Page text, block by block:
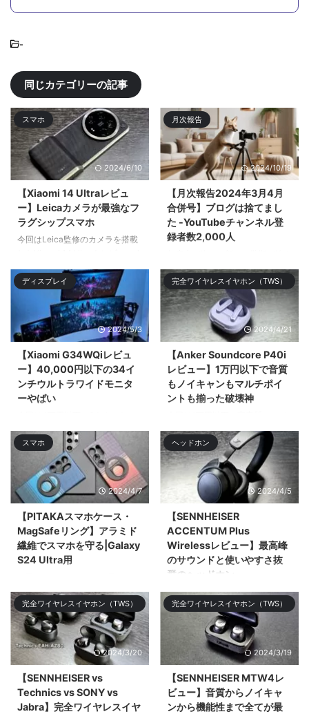
-
同じカテゴリーの記事
スマホ
2024/6/10
【Xiaomi 14 Ultraレビュ
ー】Leicaカメラが最強なフ
ラグシップスマホ
今回はLeica監修のカメラを搭載
る。Xiaomiのガチのフラ| ...
月次報告
2024/10/19
【月次報告2024年3月4月
合併号】ブログは捨てまし
た -YouTubeチャンネル登
録者数2,000人
り新入生や新クラス、新入社員な
ど新 ...
ディスプレイ
2024/5/3
【Xiaomi G34WQiレビュ
ー】40,000円以下の34イ
ンチウルトラワイドモニタ
ーやばい
UWQHD（3,440 × 1,440）のウ
ルトラワイドモニター「Xiaomi
G34WQi」 ...
完全ワイヤレスイヤホン（TWS）
2024/4/21
【Anker Soundcore P40i
レビュー】1万円以下で音質
もノイキャンもマルチポイ
ントも揃った破壊神
キャン優秀、マルチポイントにも
ワイӣ ...
スマホ
2024/4/7
【PITAKAスマホケース・
MagSafeリング】アラミド
繊維でスマホを守る|Galaxy
S24 Ultra用
PITAKAのアラミド繊維のケース
やMagSafeリング、スクリーン
プロ&# ...
ヘッドホン
2024/4/5
【SENNHEISER
ACCENTUM Plus
Wirelessレビュー】最高峰
のサウンドと使いやすさ抜
群のヘッドホン
今回はSENNHEISERのミドルレ
ンジモデル「SENNHEISER
ACCENTUM Plus Wireless」を
レビューする。ミドル ...
完全ワイヤレスイヤホン（TWS）
2024/3/20
【SENNHEISER vs
Technics vs SONY vs
Jabra】完全ワイヤレスイヤ
完全ワイヤレスイヤホン（TWS）
2024/3/19
【SENNHEISER MTW4レ
ビュー】音質からノイキャ
ンから機能性まで全てが最